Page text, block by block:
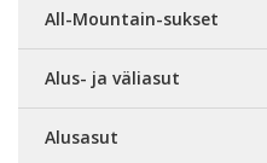
All-Mountain-sukset
Alus- ja väliasut
Alusasut